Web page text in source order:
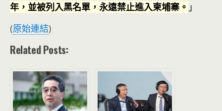
年，並被列入黑名單，永遠禁止進入柬埔寨。 」
(原始連結)
Related Posts: